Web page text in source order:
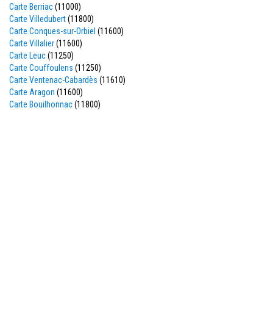
Carte Berriac(11000)
Carte Villedubert(11800)
Carte Conques-sur-Orbiel (11600)
Carte Villalier(11600)
Carte Leuc(11250)
Carte Couffoulens (11250)
Carte Ventenac-Cabardès (11610)
Carte Aragon (11600)
Carte Bouilhonnac(11800)